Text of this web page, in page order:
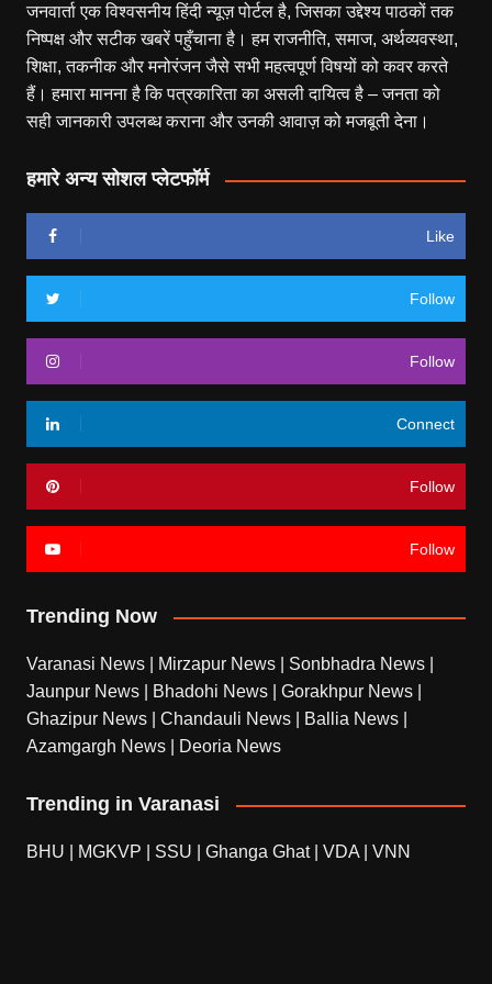
जनवार्ता एक विश्वसनीय हिंदी न्यूज़ पोर्टल है, जिसका उद्देश्य पाठकों तक
निष्पक्ष और सटीक खबरें पहुँचाना है। हम राजनीति, समाज, अर्थव्यवस्था,
शिक्षा, तकनीक और मनोरंजन जैसे सभी महत्वपूर्ण विषयों को कवर करते
हैं। हमारा मानना है कि पत्रकारिता का असली दायित्व है – जनता को
सही जानकारी उपलब्ध कराना और उनकी आवाज़ को मजबूती देना।
हमारे अन्य सोशल प्लेटफॉर्म
Like
Follow
Follow
Connect
Follow
Follow
Trending Now
Varanasi News Mirzapur News Sonbhadra News
Jaunpur News
Bhadohi News Gorakhpur News
Ghazipur News
Chandauli News Ballia News
Azamgargh News
Deoria News
Trending in Varanasi
BHU MGKVP SSU Ghanga Ghat| VDA VNN